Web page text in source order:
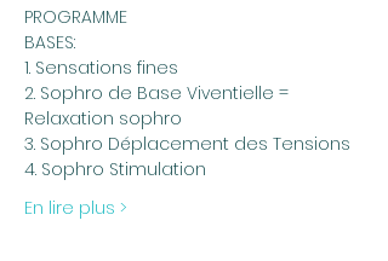
PROGRAMME
BASES:
1. Sensations fines
2. Sophro de Base Viventielle =
Relaxation sophro
3. Sophro Déplacement des Tensions
4. Sophro Stimulation
En lire plus >